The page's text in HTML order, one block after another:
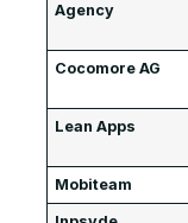
Agency
Cocomore AG
Lean Apps
Mobiteam